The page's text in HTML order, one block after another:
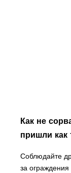
Как не
пришли как
Соблюдайте
за